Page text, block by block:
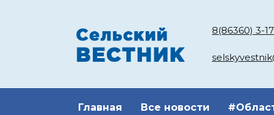
8(86360) 3-
Главная Все новости